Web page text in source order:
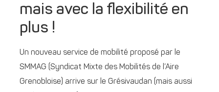
mais avec la flexibilité en
plus !
Un nouveau service de mobilité proposé par le
SMMAG (Syndicat Mixte des Mobilités de l’Aire
Grenobloise) arrive sur le Grésivaudan (mais aussi